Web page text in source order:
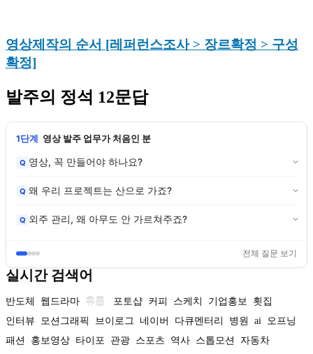
영상제작의 순서 [레퍼런스조사 > 장르확정 > 구성
확정]
발주의 정석 12문답
1단계 영상 발주 업무가 처음인 분
Q 영상, 꼭 만들어야 하나요?
Q 왜 우리 프로젝트는 산으로 가죠?
Q 외주 관리, 왜 아무도 안 가르쳐주죠?
전체 질문 보기
실시간 검색어
반도체 웹드라마 휴롬 포토샵 커피 스케치 기업홍보
횟집
인터뷰
모션그래픽 브이로그 네이버 다큐멘터리 병원 ai 오프닝
패션
홍보영상 타이포 관광 스포츠 역사 스톱모션
자동차